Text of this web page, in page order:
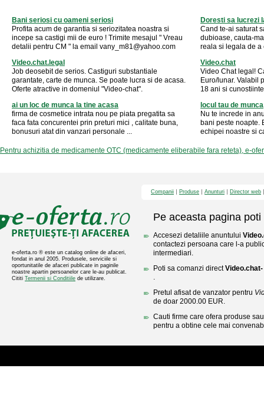
Bani seriosi cu oameni seriosi
Profita acum de garantia si seriozitatea noastra si
incepe sa castigi mii de euro ! Trimite mesajul " Vreau
detalii pentru CM " la email vany_m81@yahoo.com
Doresti sa lucrezi
Cand te-ai saturat
dubioase, cauta-
reala si legala de a
Video.chat.legal
Job deosebit de serios. Castiguri substantiale
garantate, carte de munca. Se poate lucra si de acasa.
Oferte atractive in domeniul "Video-chat".
Video.chat
Video Chat legal!
Euro/lunar. Valabil
18 ani si
ai un loc de munca la tine acasa
firma de cosmetice intrata nou pe piata pregatita sa
faca fata concurentei prin preturi mici , calitate buna,
bonusuri atat din vanzari personale ...
locul tau de
Nu te increde in
bani peste noapte.
echipei noastre si
Pentru achizitia de medicamente OTC (medicamente eliberabile fara reteta), e-
e-oferta.ro ® este un catalog online de afaceri,
fondat in anul 2005. Produsele, serviciile si
oportunitatile de afaceri publicate in paginile
noastre apartin persoanelor care le-au publicat.
Cititi Termenii si Conditiile de utilizare.
Companii Produse Anunturi Director web
Pe aceasta pagina poti
Accesezi detaliile anuntului
contactezi persoana care l-a
intermediari.
Poti sa comanzi direct
.
Pretul afisat de vanzator pentru
de doar 2000.00 EUR.
Cauti firme care ofera produse
pentru a obtine cele mai